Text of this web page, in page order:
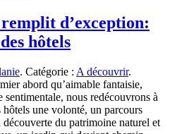
d’exception:
hôtels
. Catégorie : A découvrir.
abord qu’aimable fantaisie,
nous redécouvrons à
une volonté, un parcours
du patrimoine naturel et